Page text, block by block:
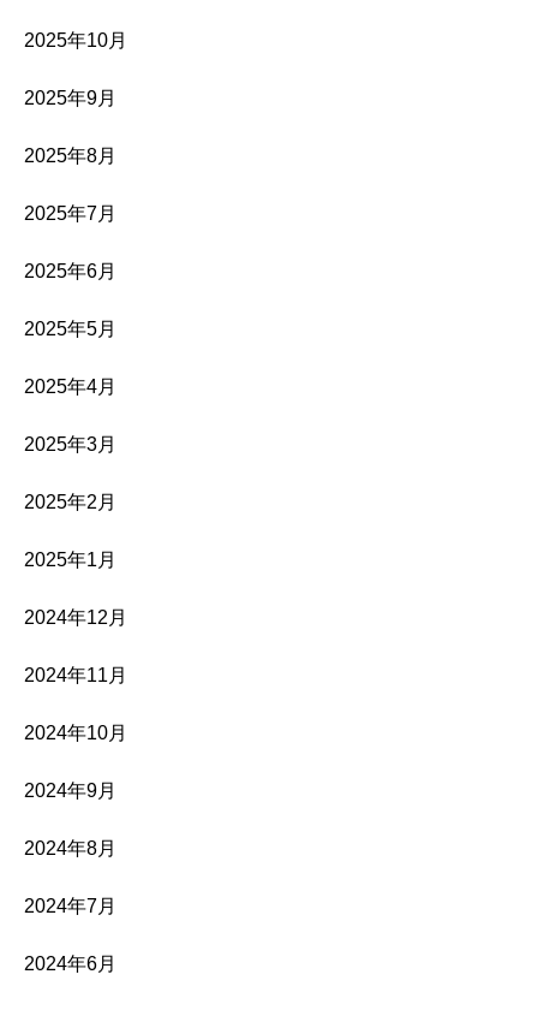
2025年10月
2025年9月
2025年8月
2025年7月
2025年6月
2025年5月
2025年4月
2025年3月
2025年2月
2025年1月
2024年12月
2024年11月
2024年10月
2024年9月
2024年8月
2024年7月
2024年6月